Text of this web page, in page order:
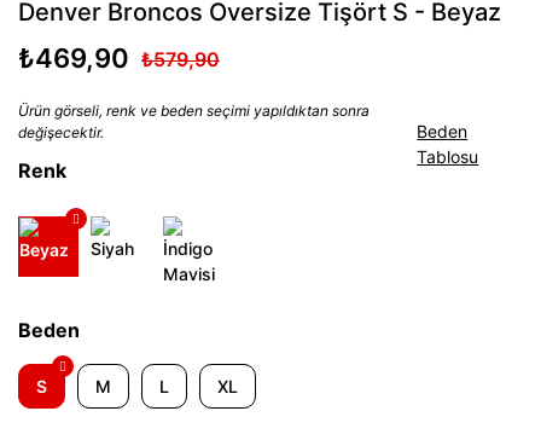
Denver Broncos Oversize Tişört S - Beyaz
₺469,90 ₺579,90
Ürün görseli, renk ve beden seçimi yapıldıktan sonra
değişecektir.
Renk
Beden
S M L XL
Beden
Tablosu